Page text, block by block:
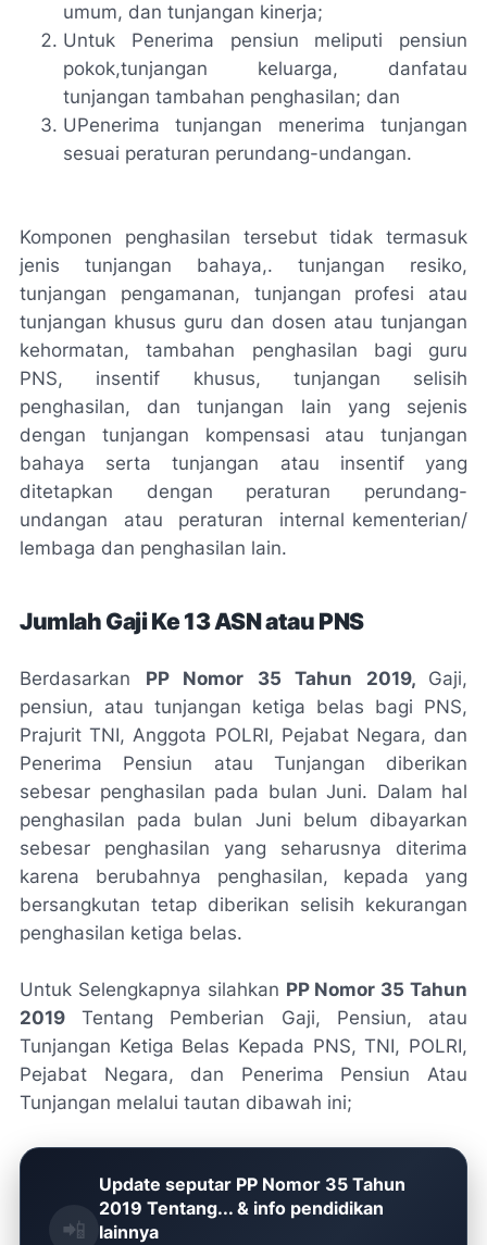
umum, dan tunjangan kinerja;
Untuk Penerima pensiun meliputi pensiun
pokok,tunjangan keluarga, danfatau
tunjangan tambahan penghasilan; dan
UPenerima tunjangan menerima tunjangan
sesuai peraturan perundang-undangan.
Komponen penghasilan tersebut tidak termasuk
jenis tunjangan bahaya,. tunjangan resiko,
tunjangan pengamanan, tunjangan profesi atau
tunjangan khusus guru dan dosen atau tunjangan
kehormatan, tambahan penghasilan bagi guru
PNS, insentif khusus, tunjangan selisih
penghasilan, dan tunjangan lain yang sejenis
dengan tunjangan kompensasi atau tunjangan
bahaya serta tunjangan atau insentif yang
ditetapkan dengan peraturan perundang-
undangan atau peraturan internal kementerian/
lembaga dan penghasilan lain.
Jumlah Gaji Ke 13 ASN atau PNS
Berdasarkan PP Nomor 35 Tahun 2019, Gaji,
pensiun, atau tunjangan ketiga belas bagi PNS,
Prajurit TNI, Anggota POLRI, Pejabat Negara, dan
Penerima Pensiun atau Tunjangan diberikan
sebesar penghasilan pada bulan Juni. Dalam hal
penghasilan pada bulan Juni belum dibayarkan
sebesar penghasilan yang seharusnya diterima
karena berubahnya penghasilan, kepada yang
bersangkutan tetap diberikan selisih kekurangan
penghasilan ketiga belas.
Untuk Selengkapnya silahkan PP Nomor 35 Tahun
2019 Tentang Pemberian Gaji, Pensiun, atau
Tunjangan Ketiga Belas Kepada PNS, TNI, POLRI,
Pejabat Negara, dan Penerima Pensiun Atau
Tunjangan melalui tautan dibawah ini;
📲
Update seputar PP Nomor 35 Tahun
2019 Tentang... & info pendidikan
lainnya